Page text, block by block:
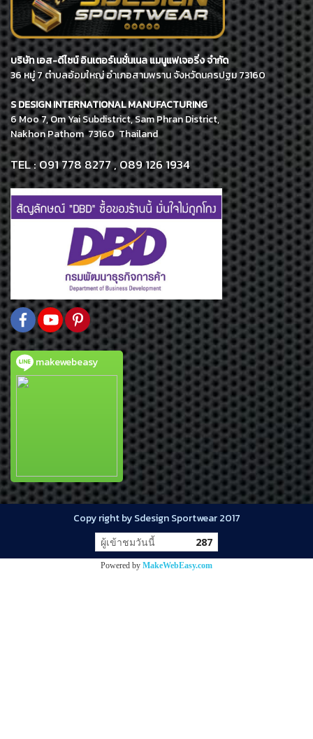
บริษัท เอส-ดีไซน์ อินเตอร์เนชั่นเนล แมนูแฟเจอริ่ง จำกัด
36 หมู่ 7 ตำบลอ้อมใหญ่ อำเภอสามพราน จังหวัดนครปฐม 73160
S DESIGN INTERNATIONAL MANUFACTURING
6 Moo 7, Om Yai Subdistrict, Sam Phran District,
Nakhon Pathom 73160 Thailand
TEL : 091 778 8277 , 089 126 1934
makewebeasy
Copy right by Sdesign Sportwear 2017
ผู้เข้าชมวันนี้ 287
Powered by MakeWebEasy.com